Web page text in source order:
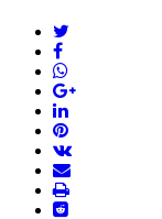
facebook
google+
linkedin
pinterest
vkontakte
email
print
reddit
reddit